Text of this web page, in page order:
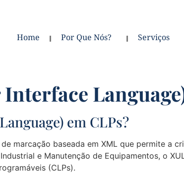
Home Por Que Nós? Serviços
em CLPs?
marcação baseada em XML que permite a
e Manutenção de Equipamentos, o
(CLPs).